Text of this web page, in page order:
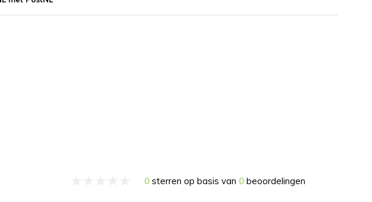
0 sterren op basis van 0 beoordelingen